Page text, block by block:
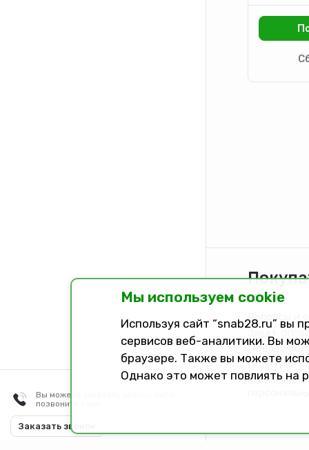
Вы можете заказать звонок, либо
позвонить сами
Заказать звонок
Каталог
Вопросы и
Заказ,
Политика
Разработано в
Мы используем cookie
Используя сайт “snab28.ru” вы
сервисов веб-аналитики. Вы
браузере. Также вы можете
Однако это может повлиять на